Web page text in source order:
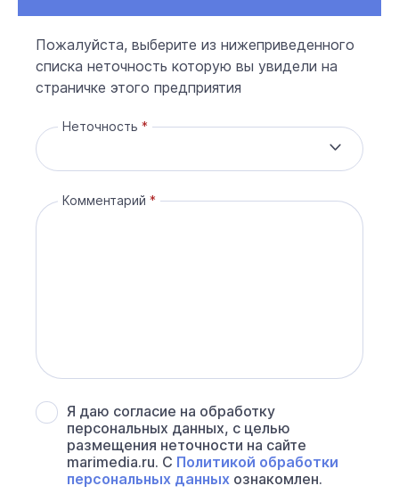
Пожалуйста, выберите из нижеприведенного
списка неточность которую вы увидели на
страничке этого предприятия
Неточность
Комментарий
Я даю согласие на обработку
персональных данных, с целью
размещения неточности на сайте
marimedia.ru. С Политикой обработки
персональных данных ознакомлен.